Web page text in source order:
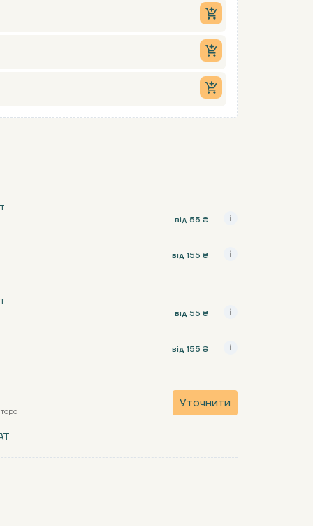
від 55 ₴
від 155 ₴
від 55 ₴
від 155 ₴
Уточнити